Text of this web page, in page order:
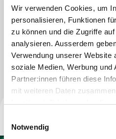
Wir verwenden Cookies, um
personalisieren, Funktionen
zu können und die Zugriffe
analysieren. Ausserdem
Verwendung unserer Website
soziale Medien, Werbung und
Partner:innen führen diese
mit weiteren Daten
bereitgestellt haben oder die
Notwendig
Über uns
Aktuelles
Jobs & Karriere
Blog
Nachricht schreiben